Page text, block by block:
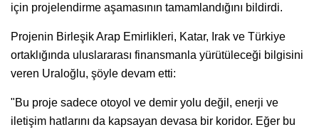
için projelendirme aşamasının tamamlandığını bildirdi.
Projenin Birleşik Arap Emirlikleri, Katar, Irak ve Türkiye
ortaklığında uluslararası finansmanla yürütüleceği bilgisini
veren Uraloğlu, şöyle devam etti:
"Bu proje sadece otoyol ve demir yolu değil, enerji ve
iletişim hatlarını da kapsayan devasa bir koridor. Eğer bu